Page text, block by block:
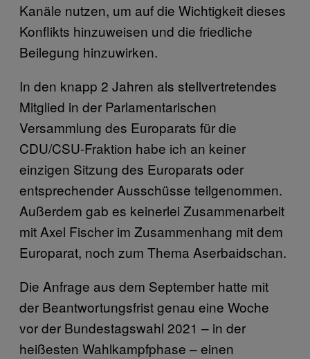
Kanäle nutzen, um auf die Wichtigkeit dieses
Konflikts hinzuweisen und die friedliche
Beilegung hinzuwirken.
In den knapp 2 Jahren als stellvertretendes
Mitglied in der Parlamentarischen
Versammlung des Europarats für die
CDU/CSU-Fraktion habe ich an keiner
einzigen Sitzung des Europarats oder
entsprechender Ausschüsse teilgenommen.
Außerdem gab es keinerlei Zusammenarbeit
mit Axel Fischer im Zusammenhang mit dem
Europarat, noch zum Thema Aserbaidschan.
Die Anfrage aus dem September hatte mit
der Beantwortungsfrist genau eine Woche
vor der Bundestagswahl 2021 – in der
heißesten Wahlkampfphase – einen